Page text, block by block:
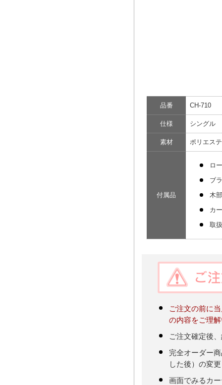
品番 CH-710
仕様 シングル
素材 ポリエス
付属品
ロ
ブ
木
カ
取
ご注文の前に
の内容をご理
ご注文確定後
完全オーダー
した後）の変
画面でみるカ